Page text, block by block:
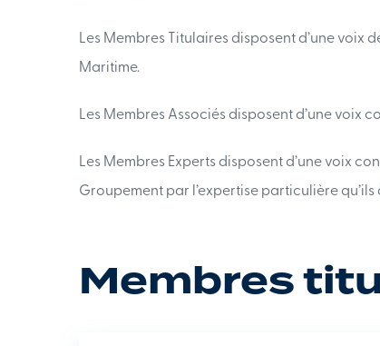
Les Membres Titulaires disposent d’une voix
Maritime.
Les Membres Associés disposent d’une voix
Les Membres Experts disposent d’une voix
Groupement par l’expertise particulière
Membres